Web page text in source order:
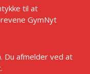
til at
GymNyt
Du afmelder ved at